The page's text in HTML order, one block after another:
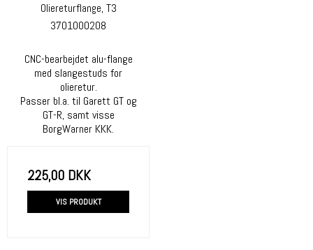
Oliereturflange, T3
3701000208
CNC-bearbejdet alu-flange
med slangestuds for
olieretur.
Passer bl.a. til Garett GT og
GT-R, samt visse
BorgWarner KKK.
225,00 DKK
VIS PRODUKT